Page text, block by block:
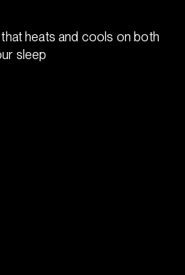
heats and cools on both
sleep